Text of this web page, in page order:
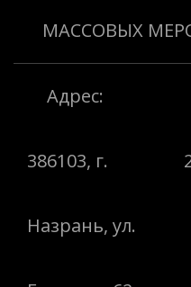
МАССОВЫХ
Адрес:
386103, г.
Назрань, ул.